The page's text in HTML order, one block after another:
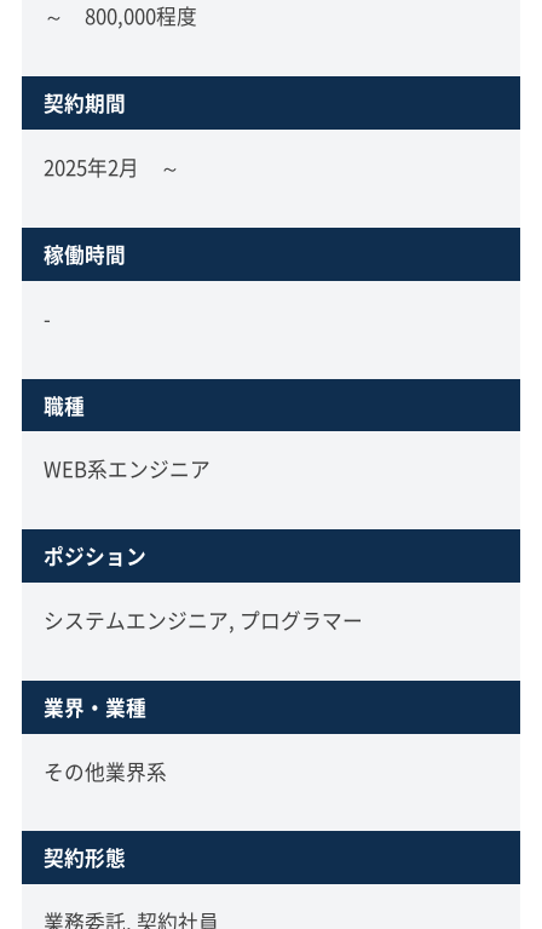
～ 800,000程度
契約期間
2025年2月 ～
稼働時間
-
職種
WEB系エンジニア
ポジション
システムエンジニア, プログラマー
業界・業種
その他業界系
契約形態
業務委託, 契約社員